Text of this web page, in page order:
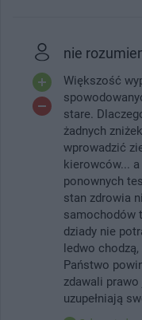
nie
Większość
stare.
żadnych
wprowadzić
kierowców...
ponownych
stan zdrowia
samochodów
dziady nie
ledwo
Państwo
zdawali
uzupełniają